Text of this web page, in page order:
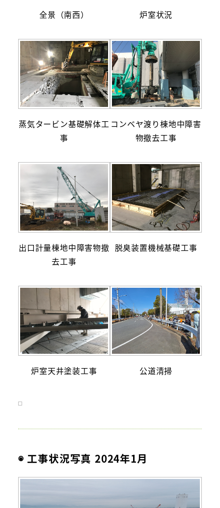
全景（南西） 炉室状況
蒸気タービン基礎解体工
事
コンベヤ渡り棟地中障害
物撤去工事
出口計量棟地中障害物撤
去工事
脱臭装置機械基礎工事
炉室天井塗装工事 公道清掃
◉ 工事状況写真 2024年1月